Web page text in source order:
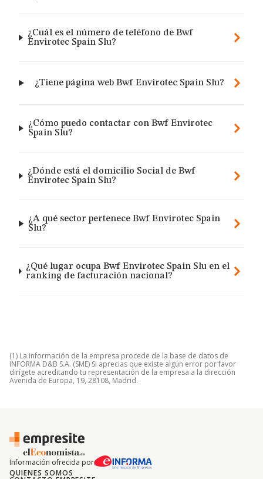
¿Cuál es el número de teléfono de Bwf
Envirotec Spain Slu?
¿Tiene página web Bwf Envirotec Spain Slu?
¿Cómo puedo contactar con Bwf Envirotec
Spain Slu?
¿Dónde está el domicilio Social de Bwf
Envirotec Spain Slu?
¿A qué sector pertenece Bwf Envirotec Spain
Slu?
¿Qué lugar ocupa Bwf Envirotec Spain Slu en el
ranking de facturación nacional?
(1) La información de la empresa procede de la base de datos de
INFORMA D&B S.A. (SME) Si aprecias que existe algún error por favor
dirígete acreditando tu representación de la empresa a la dirección
Avenida de Europa, 19, 28108, Madrid.
Información ofrecida por
QUIENES SOMOS